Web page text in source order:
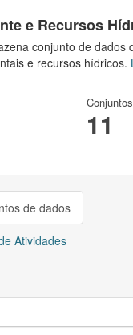
e Recursos
conjunto de dados
e recursos hídricos.
11
de dados
Atividades